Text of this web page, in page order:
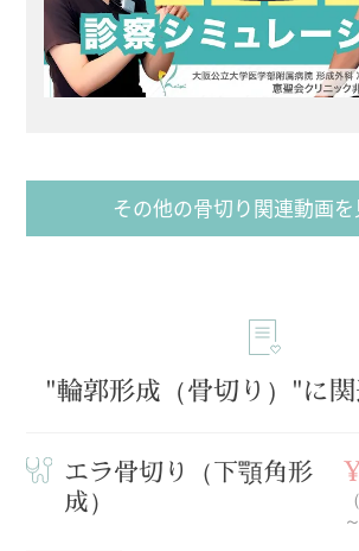
その他の骨切り関連動画を
"輪郭形成（骨切り）"に
エラ骨切り（下顎角形
成）